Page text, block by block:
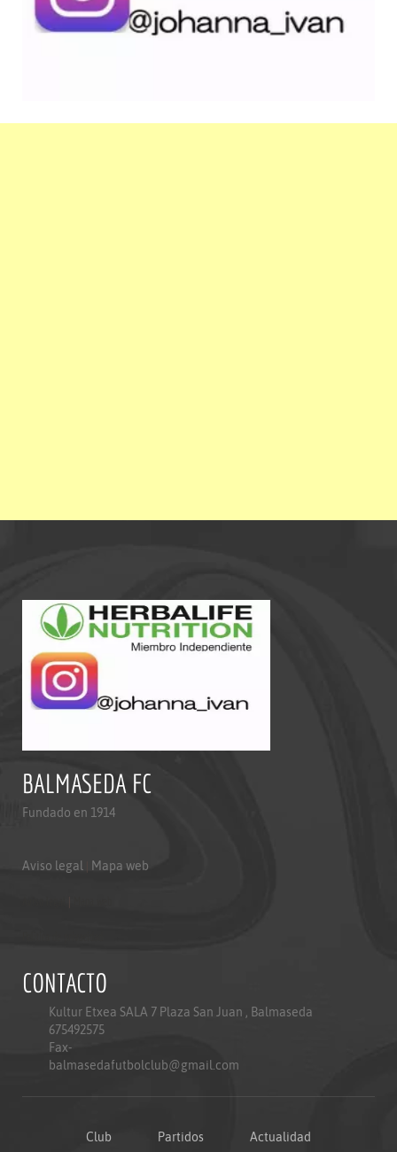
BALMASEDA FC
Fundado en 1914
Aviso legal Mapa web
CONTACTO
Kultur Etxea SALA 7 Plaza San Juan , Balmaseda
675492575
Fax-
balmasedafutbolclub@gmail.com
Club Partidos Actualidad